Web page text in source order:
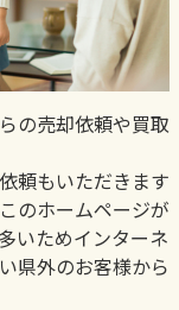
の売却依頼や買取
頼もいただきます
のホームページが
いためインターネ
県外のお客様から